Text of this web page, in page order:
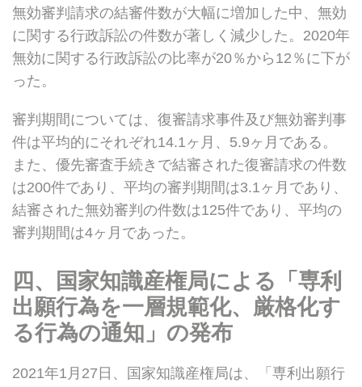
無効審判請求の結審件数が大幅に増加した中、無効
に関する行政訴訟の件数が著しく減少した。2020年
無効に関する行政訴訟の比率が20％から12％に下が
った。
審判期間については、復審請求事件及び無効審判事
件は平均的にそれぞれ14.1ヶ月、5.9ヶ月である。
また、優先審査手続きで結審された復審請求の件数
は200件であり、平均の審判期間は3.1ヶ月であり、
結審された無効審判の件数は125件であり、平均の
審判期間は4ヶ月であった。
四 、国家知識産権局による「専利
出願行為を一層規範化、厳格化す
る行為の通知」の発布
2021年1月27日、国家知識産権局は、「専利出願行